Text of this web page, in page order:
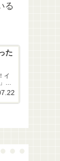
る
た
イ
を
ブ
観
リ